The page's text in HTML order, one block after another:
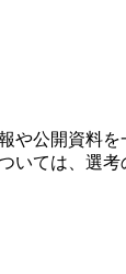
や公開資料
いては、選考